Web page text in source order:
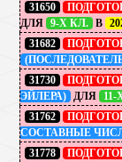
31650
ДЛЯ 9-Х КЛ. В
31682
31730
ЭЙЛЕРА) ДЛЯ
31762
СОСТАВНЫЕ
31778